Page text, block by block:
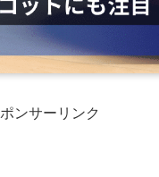
ンサーリンク